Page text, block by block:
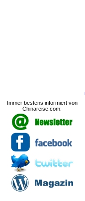
Immer bestens informiert von
Chinareise.com: